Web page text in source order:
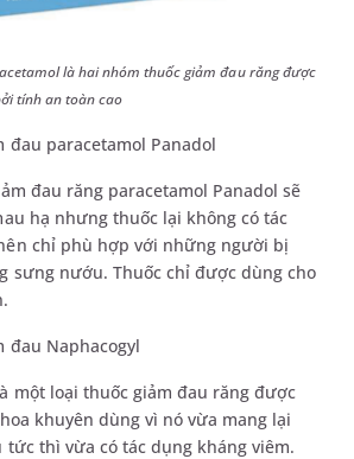
là hai nhóm thuốc giảm đau răng được
tính an toàn cao
đau paracetamol Panadol
đau răng paracetamol Panadol sẽ
hạ nhưng thuốc lại không có tác
chỉ phù hợp với những người bị
sưng nướu. Thuốc chỉ được dùng cho
đau Naphacogyl
một loại thuốc giảm đau răng được
khuyên dùng vì nó vừa mang lại
tức thì vừa có tác dụng kháng viêm.